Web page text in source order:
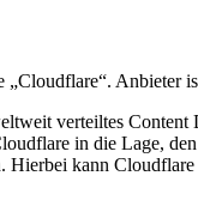
„Cloudflare“. Anbieter
verteiltes
in die Lage,
Hierbei kann